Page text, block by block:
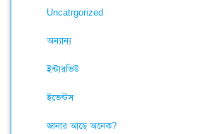
Uncatrgorized
অন্যান্য
ইন্টারভিউ
ইভেন্টস
জানার আছে অনেক?